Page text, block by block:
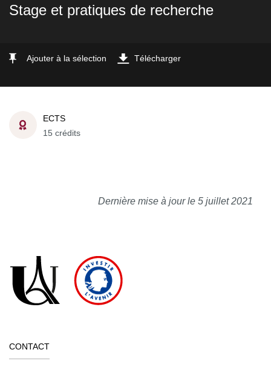
Stage et pratiques de recherche
Ajouter à la sélection Télécharger
ECTS
15 crédits
Dernière mise à jour le 5 juillet 2021
CONTACT